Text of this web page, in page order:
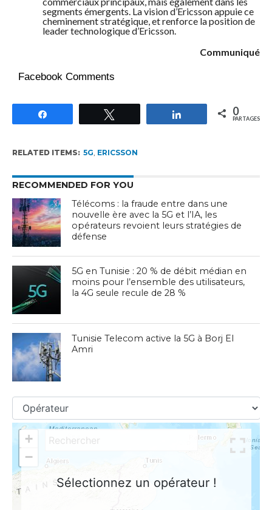
segments émergents. La vision d’Ericsson appuie ce
cheminement stratégique, et renforce la position de
leader technologique d’Ericsson.
Communiqué
Facebook Comments
Partagez 0
PARTAGES
RELATED ITEMS: 5G ERICSSON
RECOMMENDED FOR YOU
Télécoms : la fraude entre dans une
nouvelle ère avec la 5G et l’IA, les
opérateurs revoient leurs stratégies de
défense
5G en Tunisie : 20 % de débit médian en
moins pour l’ensemble des utilisateurs,
la 4G seule recule de 28 %
Tunisie Telecom active la 5G à Borj El
Amri